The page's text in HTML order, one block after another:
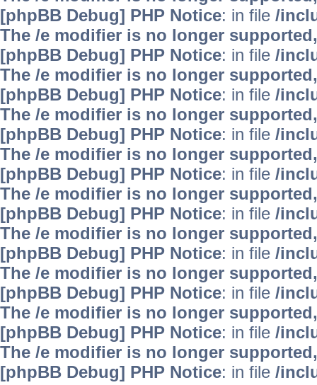
[phpBB Debug] PHP Notice: in file /
The /e modifier is no longer
[phpBB Debug] PHP Notice: in file /
The /e modifier is no longer
[phpBB Debug] PHP Notice: in file /
The /e modifier is no longer
[phpBB Debug] PHP Notice: in file /
The /e modifier is no longer
[phpBB Debug] PHP Notice: in file /
The /e modifier is no longer
[phpBB Debug] PHP Notice: in file /
The /e modifier is no longer
[phpBB Debug] PHP Notice: in file /
The /e modifier is no longer
[phpBB Debug] PHP Notice: in file /
The /e modifier is no longer
[phpBB Debug] PHP Notice: in file /
The /e modifier is no longer
[phpBB Debug] PHP Notice: in file /